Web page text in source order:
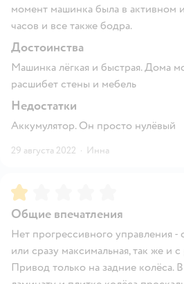
момент машинка была в активном
часов и все также бодра.
Достоинства
Машинка лёгкая и быстрая. Дома
расшибет стены и мебель
Недостатки
Аккумулятор. Он просто нулёвый
29 августа 2022 · Инна
Рейтинг:
Общие впечатления
Нет прогрессивного управления -
или сразу максимальная, так же и
Привод только на задние колёса.